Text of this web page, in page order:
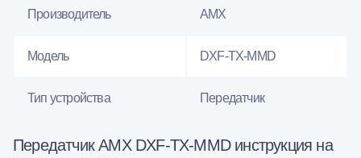
Производитель AMX
Модель DXF-TX-MMD
Тип устройства Передатчик
Передатчик AMX DXF-TX-MMD инструкция на